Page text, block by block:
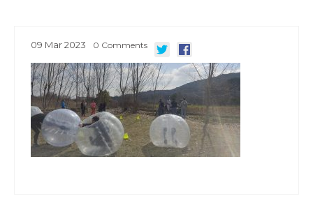
09 Mar2023 0 Comments